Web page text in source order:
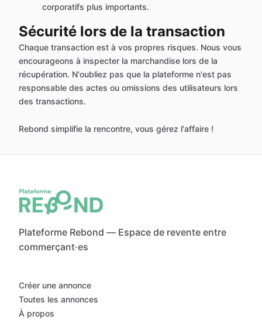
corporatifs plus importants.
Sécurité lors de la transaction
Chaque transaction est à vos propres risques. Nous vous
encourageons à inspecter la marchandise lors de la
récupération. N'oubliez pas que la plateforme n'est pas
responsable des actes ou omissions des utilisateurs lors
des transactions.
Rebond simplifie la rencontre, vous gérez l'affaire !
Plateforme Rebond — Espace de revente entre
commerçant·es
Créer une annonce
Toutes les annonces
À propos